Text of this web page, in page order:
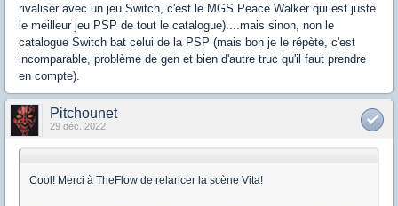
rivaliser avec un jeu Switch, c'est le MGS Peace Walker qui est juste
le meilleur jeu PSP de tout le catalogue)....mais sinon, non le
catalogue Switch bat celui de la PSP (mais bon je le répète, c'est
incomparable, problème de gen et bien d'autre truc qu'il faut prendre
en compte).
Pitchounet
29 déc. 2022
Cool! Merci à TheFlow de relancer la scène Vita!